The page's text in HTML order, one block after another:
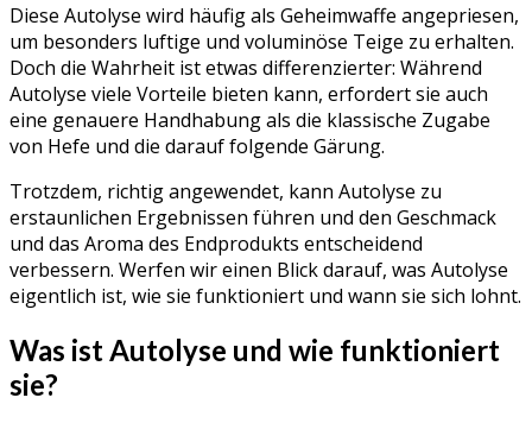
Diese Autolyse wird häufig als Geheimwaffe angepriesen,
um besonders luftige und voluminöse Teige zu erhalten.
Doch die Wahrheit ist etwas differenzierter: Während
Autolyse viele Vorteile bieten kann, erfordert sie auch
eine genauere Handhabung als die klassische Zugabe
von Hefe und die darauf folgende Gärung.
Trotzdem, richtig angewendet, kann Autolyse zu
erstaunlichen Ergebnissen führen und den Geschmack
und das Aroma des Endprodukts entscheidend
verbessern. Werfen wir einen Blick darauf, was Autolyse
eigentlich ist, wie sie funktioniert und wann sie sich lohnt.
Was ist Autolyse und wie funktioniert
sie?